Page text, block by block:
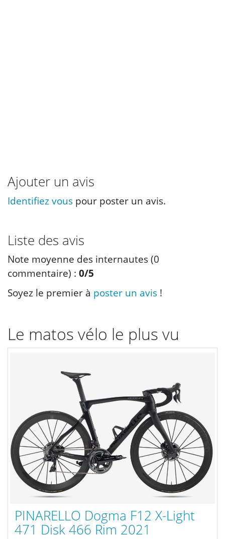
Ajouter un avis
Identifiez vous pour poster un avis.
Liste des avis
Note moyenne des internautes (0
commentaire) : 0/5
Soyez le premier à poster un avis !
Le matos vélo le plus vu
PINARELLO Dogma F12 X-Light
471 Disk 466 Rim 2021